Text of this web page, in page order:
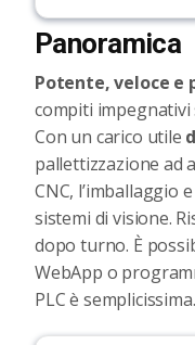
Panoramica
Potente, veloce e
compiti impegnativi
Con un carico utile
pallettizzazione ad
CNC, l’imballaggio
sistemi di visione.
dopo turno. È
WebApp o
PLC è semplicissima.